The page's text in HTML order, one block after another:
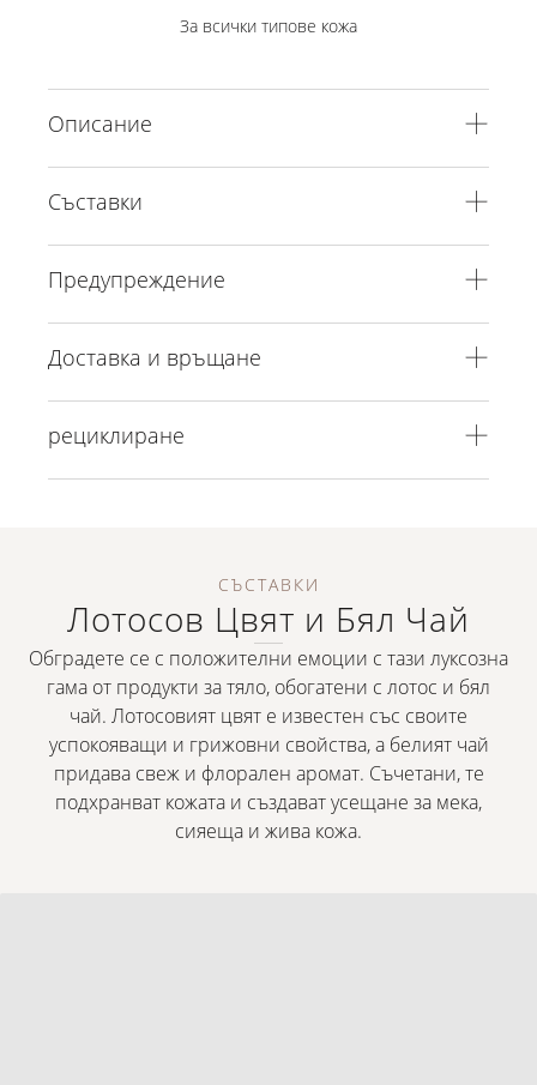
За всички типове кожа
Описание
Съставки
Предупреждение
Доставка и връщане
рециклиране
СЪСТАВКИ
Лотосов Цвят и Бял Чай
Обградете се с положителни емоции с тази луксозна
гама от продукти за тяло, обогатени с лотос и бял
чай. Лотосовият цвят е известен със своите
успокояващи и грижовни свойства, а белият чай
придава свеж и флорален аромат. Съчетани, те
подхранват кожата и създават усещане за мека,
сияеща и жива кожа.